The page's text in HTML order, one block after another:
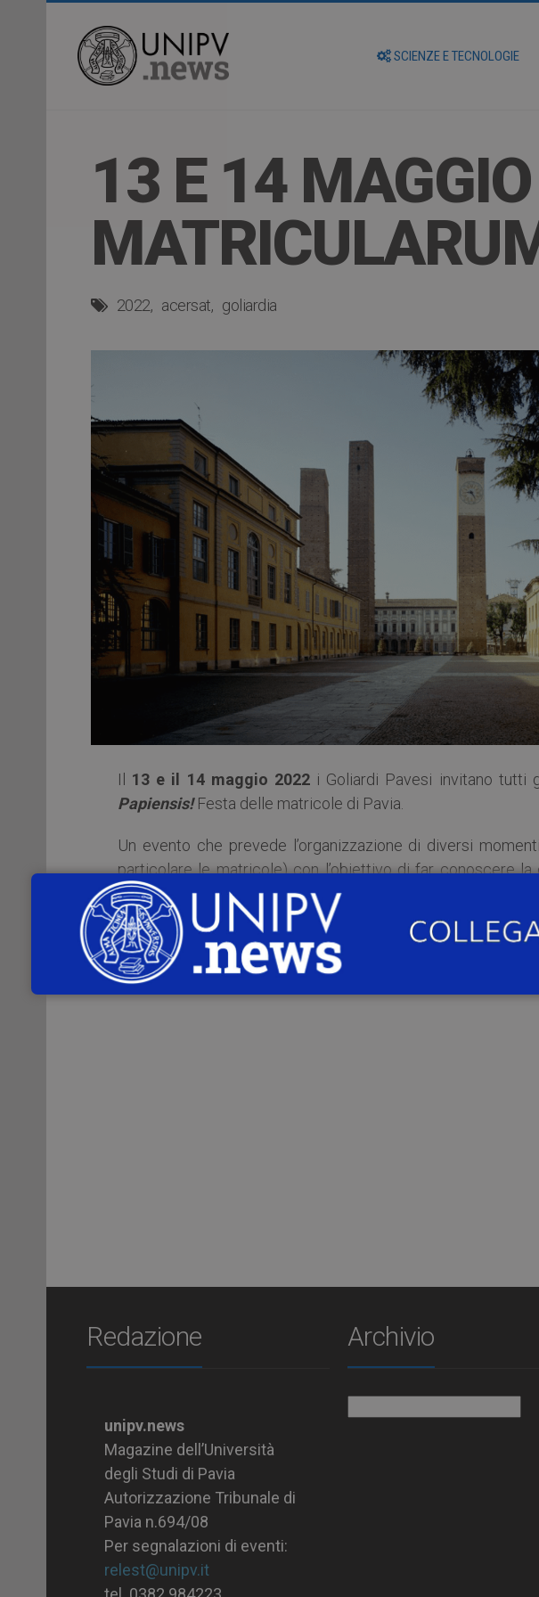
SCIENZE E TECNOLOGIE
13 E 14
2022 acersat goliardia
Il 13 e il 14 maggio 2022i Goliardi Pavesi invitano tutti
Papiensis!Festa delle matricole di Pavia.
Un evento che prevede l’organizzazione di diversi
particolare le matricole) con l’obiettivo di far conoscere
tradizioni goliardiche.
Per tutti i dettagli, si veda la locandina:Locandina
Matricularum Papiensis!
Redazione
unipv.news
Magazine dell’Università
degli Studi di Pavia
Autorizzazione Tribunale di
Pavia n.694/08
Per segnalazioni di eventi:
relest@unipv.it
Archivio